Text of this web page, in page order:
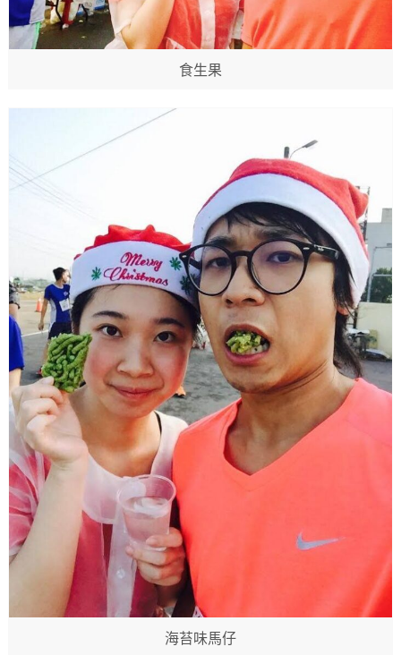
食生果
海苔味馬仔